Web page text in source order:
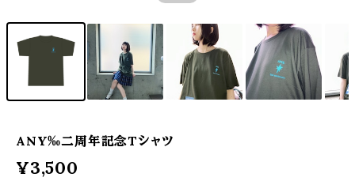
ANY‰二周年記念Tシャツ
¥3,500